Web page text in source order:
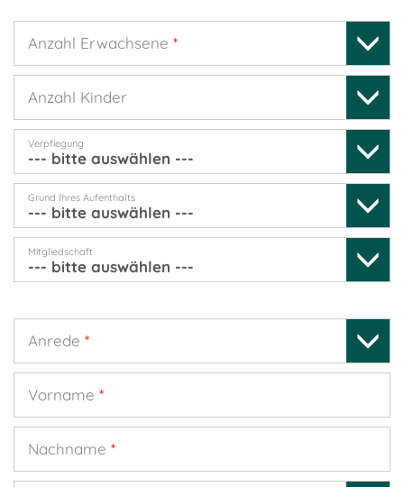
Anzahl Erwachsene *
Anzahl Kinder
Verpflegung
Grund Ihres Aufenthalts
Mitgliedschaft
Anrede *
Vorname *
Nachname *